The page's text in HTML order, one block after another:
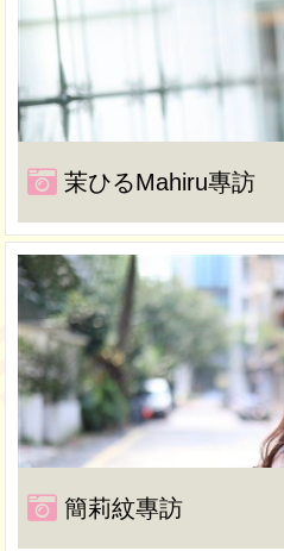
茉ひるMahiru專訪
簡莉紋專訪